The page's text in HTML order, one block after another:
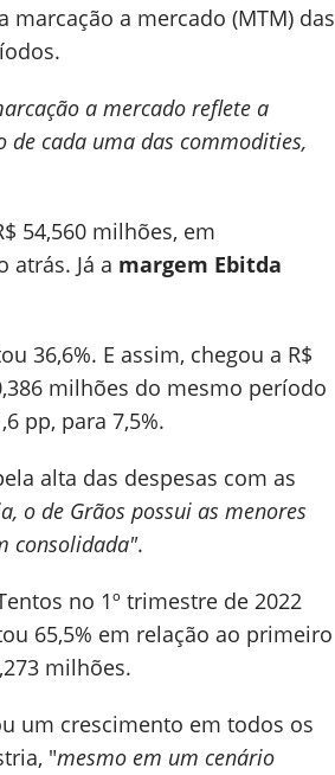
marcação a mercado (MTM) das
a mercado reflete a
cada uma das commodities,
54,560 milhões, em
atrás. Já a margem Ebitda
36,6%. E assim, chegou a R$
milhões do mesmo período
pp, para 7,5%.
alta das despesas com as
o de Grãos possui as menores
consolidada".
no 1º trimestre de 2022
65,5% em relação ao primeiro
milhões.
um crescimento em todos os
"mesmo em um cenário